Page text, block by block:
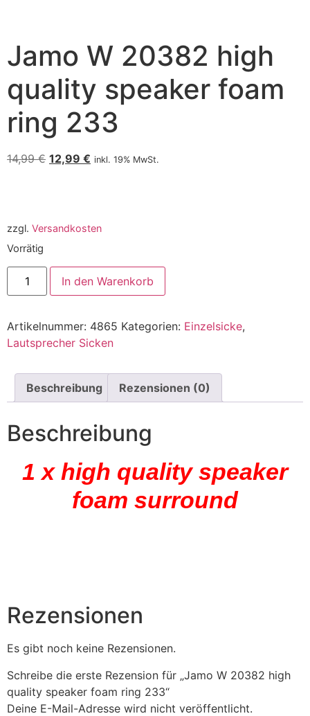
Jamo W 20382 high
quality speaker foam
ring 233
14,99€ 12,99 € inkl. 19% MwSt.
zzgl. Versandkosten
Vorrätig
In den Warenkorb
Artikelnummer: 4865 Kategorien: Einzelsicke,
Lautsprecher Sicken
Beschreibung Rezensionen (0)
Beschreibung
1 x high quality speaker
foam surround
Rezensionen
Es gibt noch keine Rezensionen.
Schreibe die erste Rezension für „Jamo W 20382 high
quality speaker foam ring 233“
Deine E-Mail-Adresse wird nicht veröffentlicht.